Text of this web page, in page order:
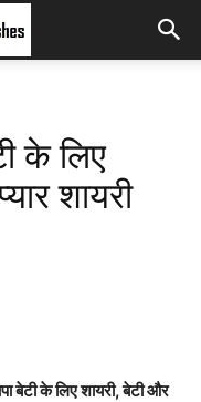
के लिए
शायरी
बेटी के लिए शायरी, बेटी और